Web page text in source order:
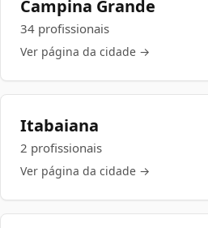
Campina Grande
34 profissionais
Ver página da cidade →
Itabaiana
2 profissionais
Ver página da cidade →